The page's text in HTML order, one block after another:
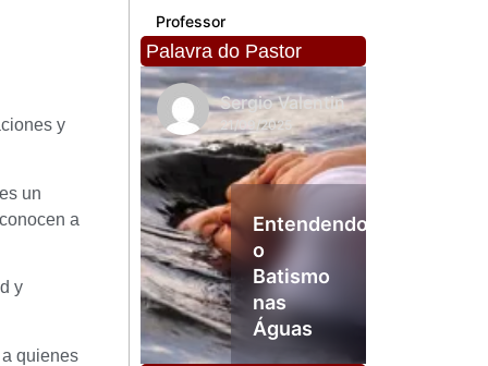
y
un
a
y
quienes
Professor
Palavra do Pastor
Sergio Valentin
21/09/2025
Entendendo
o
Batismo
nas
Águas